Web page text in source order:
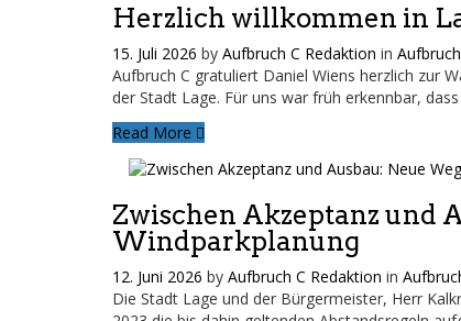
Herzlich willkommen in
15. Juli 2026 by Aufbruch C Redaktion in
Aufbruch C gratuliert Daniel Wiens herzlich zur
der Stadt Lage. Für uns war früh erkennbar,
Read More
Zwischen Akzeptanz und
Windparkplanung
12. Juni 2026 by Aufbruch C Redaktion in
Die Stadt Lage und der Bürgermeister, Herr